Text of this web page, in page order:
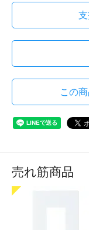
この
売れ筋商品